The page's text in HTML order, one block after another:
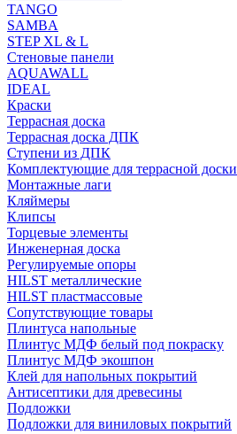
TANGO
SAMBA
STEP XL & L
Стеновые панели
AQUAWALL
IDEAL
Краски
Террасная доска
Террасная доска ДПК
Ступени из ДПК
Комплектующие для террасной доски
Монтажные лаги
Кляймеры
Клипсы
Торцевые элементы
Инженерная доска
Регулируемые опоры
HILST металлические
HILST пластмассовые
Сопутствующие товары
Плинтуса напольные
Плинтус МДФ белый под покраску
Плинтус МДФ экошпон
Клей для напольных покрытий
Антисептики для древесины
Подложки
Подложки для виниловых покрытий